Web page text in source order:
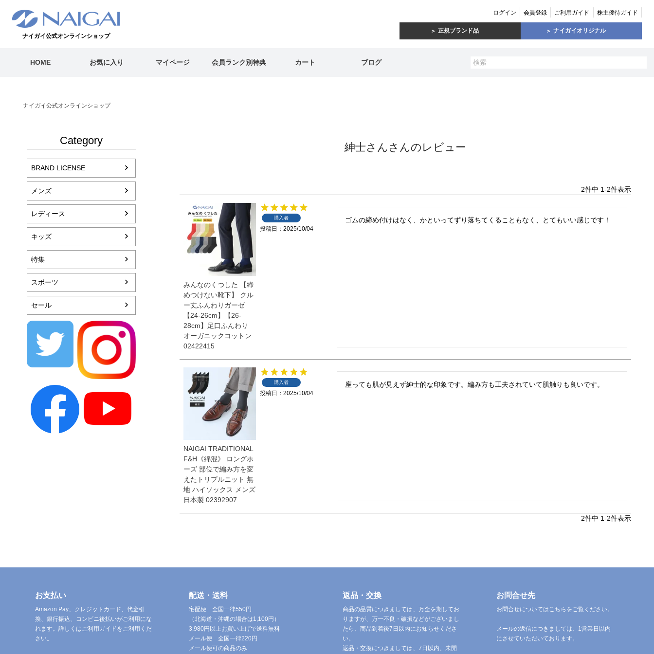
ナイガイ公式オンラインショップ
ログイン 会員登録 ご利用ガイド 株主優待ガイド
正規ブランド品 ナイガイオリジナル
HOME お気に入り マイページ 会員ランク別特典 カート ブログ
ナイガイ公式オンラインショップ
Category
BRAND LICENSE
メンズ
レディース
キッズ
特集
スポーツ
セール
紳士さんさんのレビュー
2件中 1-2件表示
みんなのくつした 【締
めつけない靴下】 クル
ー丈ふんわりガーゼ
【24-26cm】【26-
28cm】足口ふんわり
オーガニックコットン
02422415
購入者
投稿日 2025/10/04
ゴムの締め付けはなく、かといってずり落ちてくることもなく、とてもいい感じです！
NAIGAI TRADITIONAL
F&H《綿混》 ロングホ
ーズ 部位で編み方を変
えたトリプルニット 無
地 ハイソックス メンズ
日本製 02392907
購入者
投稿日 2025/10/04
座っても肌が見えず紳士的な印象です。編み方も工夫されていて肌触りも良いです。
2件中 1-2件表示
お支払い
Amazon Pay、クレジットカード、代金引
換、銀行振込、コンビニ後払いがご利用にな
れます。詳しくはご利用ガイドをご利用くだ
さい。
配送・送料
宅配便 全国一律550円
（北海道・沖縄の場合は1,100円）
3,980円以上お買い上げで送料無料
メール便 全国一律220円
メール便可の商品のみ
返品・交換
商品の品質につきましては、万全を期してお
りますが、万一不良・破損などがございまし
たら、商品到着後7日以内にお知らせくださ
い。
返品・交換につきましては、7日以内、未開
お問合せ先
お問合せについてはこちらをご覧ください。
メールの返信につきましては、1営業日以内
にさせていただいております。